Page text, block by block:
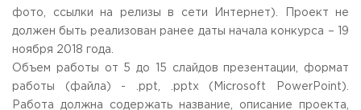
фото, ссылки на релизы в сети Интернет). Проект не
должен быть реализован ранее даты начала конкурса – 19
ноября 2018 года.
Объем работы от 5 до 15 слайдов презентации, формат
работы (файла) - .ppt, .pptx (Microsoft PowerPoint).
Работа должна содержать название, описание проекта,